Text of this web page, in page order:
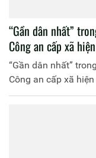
“Gần dân nhất”
Công an cấp xã
“Gần dân nhất”
Công an cấp xã